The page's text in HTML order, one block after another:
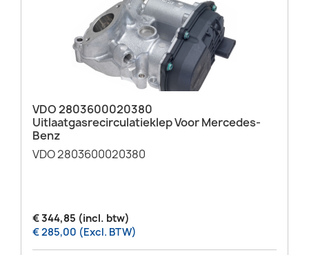
VDO 2803600020380
Uitlaatgasrecirculatieklep Voor Mercedes-
Benz
VDO 2803600020380
€ 344,85 (incl. btw)
€ 285,00 (Excl. BTW)